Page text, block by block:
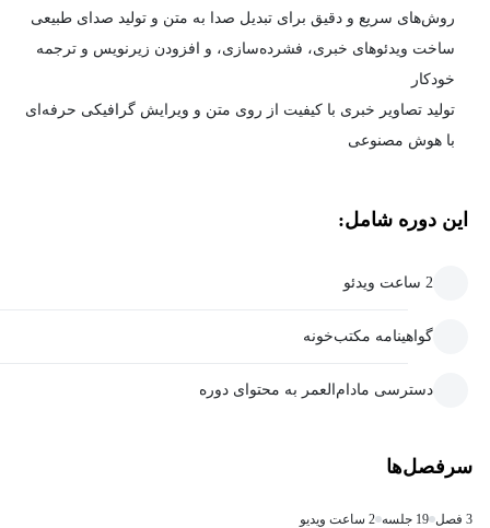
روش‌های سریع و دقیق برای تبدیل صدا به متن و تولید صدای طبیعی
ساخت ویدئوهای خبری، فشرده‌سازی، و افزودن زیرنویس و ترجمه
خودکار
تولید تصاویر خبری با کیفیت از روی متن و ویرایش گرافیکی حرفه‌ای
با هوش مصنوعی
این دوره شامل:
2 ساعت ویدئو
گواهینامه مکتب‌خونه
دسترسی مادام‌العمر به محتوای دوره
سرفصل‌ها
3 فصل 19 جلسه 2 ساعت ویدیو